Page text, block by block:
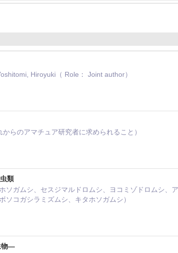
Hiroyuki（ Role： Joint author）
らのアマチュア研究者に求められること）
類
ガムシ、セスジマルドロムシ、ヨコミゾドロムシ、
コガシラミズムシ、キタホソガムシ）
物―